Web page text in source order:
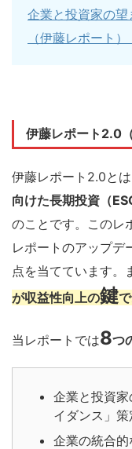
企業と投資家の望
（伊藤レポート
伊藤レポート2.0
伊藤レポート2.0と
向けた長期投資（
のことです。このレ
レポートのアップデ
点を当てています。
が収益性向上の鍵
当レポートでは8つ
企業と投資
イダンス」策
企業の統合